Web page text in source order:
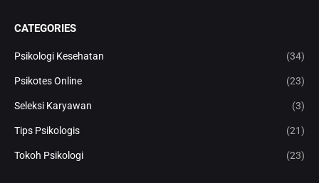
CATEGORIES
Psikologi Kesehatan (34)
Psikotes Online (23)
Seleksi Karyawan (3)
Tips Psikologis (21)
Tokoh Psikologi (23)